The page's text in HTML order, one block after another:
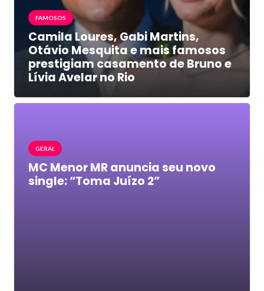
FAMOSOS
Camila Loures, Gabi Martins,
Otávio Mesquita e mais famosos
prestigiam casamento de Bruno e
Lívia Avelar no Rio
GERAL
MC Menor MR anuncia seu novo
single: “Toma Juízo 2”